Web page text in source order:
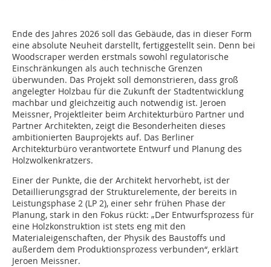
Ende des Jahres 2026 soll das Gebäude, das in dieser Form
eine absolute Neuheit darstellt, fertiggestellt sein. Denn bei
Woodscraper werden erstmals sowohl regulatorische
Einschränkungen als auch technische Grenzen
überwunden. Das Projekt soll demonstrieren, dass groß
angelegter Holzbau für die Zukunft der Stadtentwicklung
machbar und gleichzeitig auch notwendig ist. Jeroen
Meissner, Projektleiter beim Architekturbüro Partner und
Partner Architekten, zeigt die Besonderheiten dieses
ambitionierten Bauprojekts auf. Das Berliner
Architekturbüro verantwortete Entwurf und Planung des
Holzwolkenkratzers.
Einer der Punkte, die der Architekt hervorhebt, ist der
Detaillierungsgrad der Strukturelemente, der bereits in
Leistungsphase 2 (LP 2), einer sehr frühen Phase der
Planung, stark in den Fokus rückt: „Der Entwurfsprozess für
eine Holzkonstruktion ist stets eng mit den
Materialeigenschaften, der Physik des Baustoffs und
außerdem dem Produktionsprozess verbunden“, erklärt
Jeroen Meissner.